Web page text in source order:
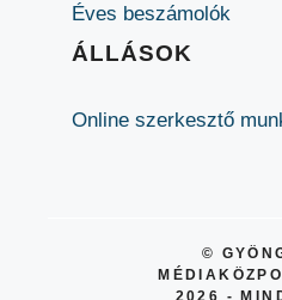
Éves beszámolók
ÁLLÁSOK
Online szerkesztő
©
2026 -